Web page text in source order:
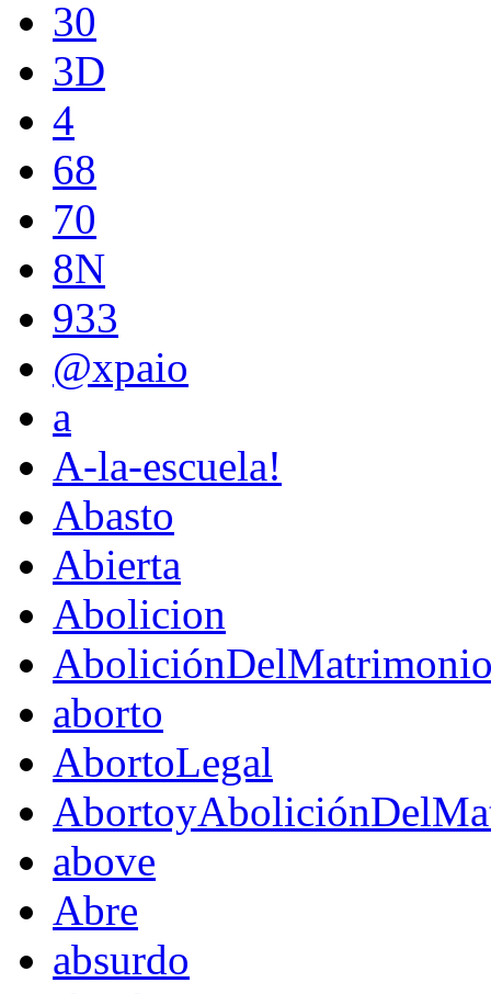
30
3D
4
68
70
8N
933
@xpaio
a
A-la-escuela!
Abasto
Abierta
Abolicion
aborto
AbortoLegal
above
Abre
absurdo